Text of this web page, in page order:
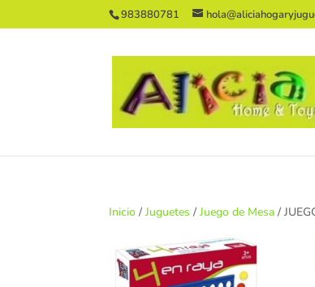
983880781
Inicio /Juguetes /Juego de Mesa /